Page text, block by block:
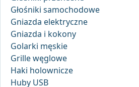
Głośniki samochodowe
Gniazda elektryczne
Gniazda i kokony
Golarki męskie
Grille węglowe
Haki holownicze
Huby USB